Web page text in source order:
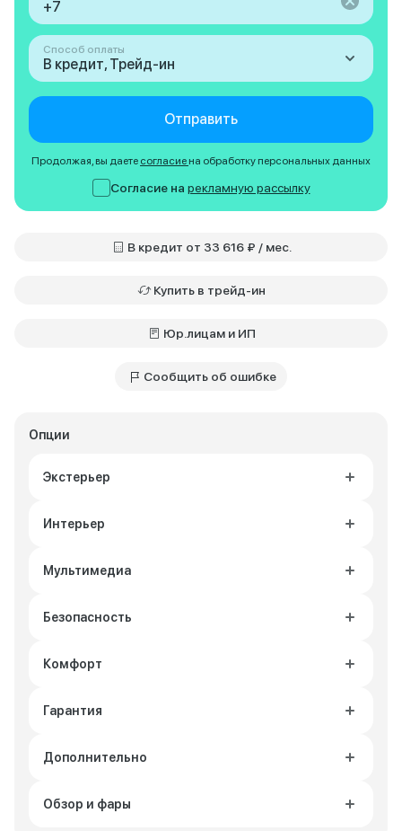
Опции
Экстерьер
Интерьер
Мультимедиа
Безопасность
Комфорт
Гарантия
Дополнительно
Обзор и фары
Способ оплаты
В кредит, Трейд-ин
Отправить
Продолжая, вы даете согласие на обработку персональных данных
Согласие на рекламную рассылку
В кредит от 33 616 ₽ / мес.
Купить в трейд-ин
Юр.лицам и ИП
Сообщить об ошибке